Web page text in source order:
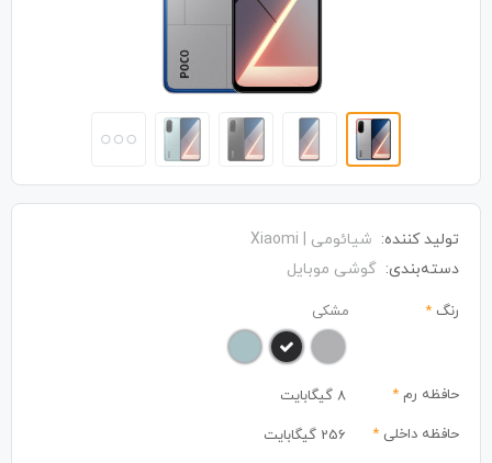
تولید کننده: شیائومی | Xiaomi
دسته‌بندی: گوشی موبایل
رنگ * مشکی
حافظه رم *
8 گیگابایت
حافظه داخلی *
256 گیگابایت